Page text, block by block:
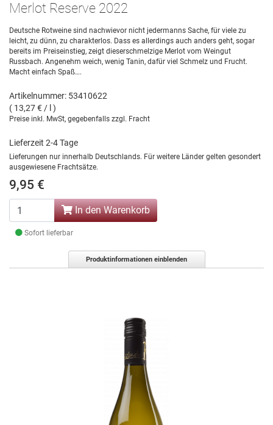
Merlot Reserve 2022
Deutsche Rotweine sind nachwievor nicht jedermanns Sache, für viele zu
leicht, zu dünn, zu charakterlos. Dass es allerdings auch anders geht, sogar
bereits im Preiseinstieg, zeigt dieserschmelzige Merlot vom Weingut
Russbach. Angenehm weich, wenig Tanin, dafür viel Schmelz und Frucht.
Macht einfach Spaß….
Artikelnummer: 53410622
( 13,27 € / l )
Preise inkl. MwSt, gegebenfalls zzgl. Fracht
Lieferzeit 2-4 Tage
Lieferungen nur innerhalb Deutschlands. Für weitere Länder gelten gesondert
ausgewiesene Frachtsätze.
9,95 €
In den Warenkorb
Sofort lieferbar
Produktinformationen einblenden